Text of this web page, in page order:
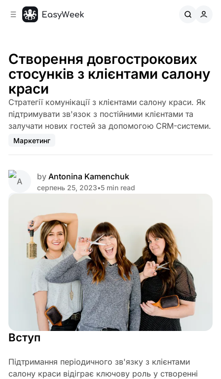
Створення довгострокових
стосунків з клієнтами салону
краси
Стратегії комунікації з клієнтами салону краси. Як
підтримувати зв'язок з постійними клієнтами та
залучати нових гостей за допомогою CRM-системи.
Маркетинг
by Antonina Kamenchuk
серпень 25, 2023•5 min read
Вступ
Підтримання періодичного зв'язку з клієнтами
салону краси відіграє ключову роль у створенні